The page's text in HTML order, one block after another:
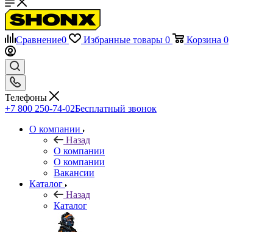
Сравнение0 Избранные товары 0 Корзина 0
Телефоны
+7 800 250-74-02Бесплатный звонок
О компании
Назад
О компании
О компании
Вакансии
Каталог
Назад
Каталог